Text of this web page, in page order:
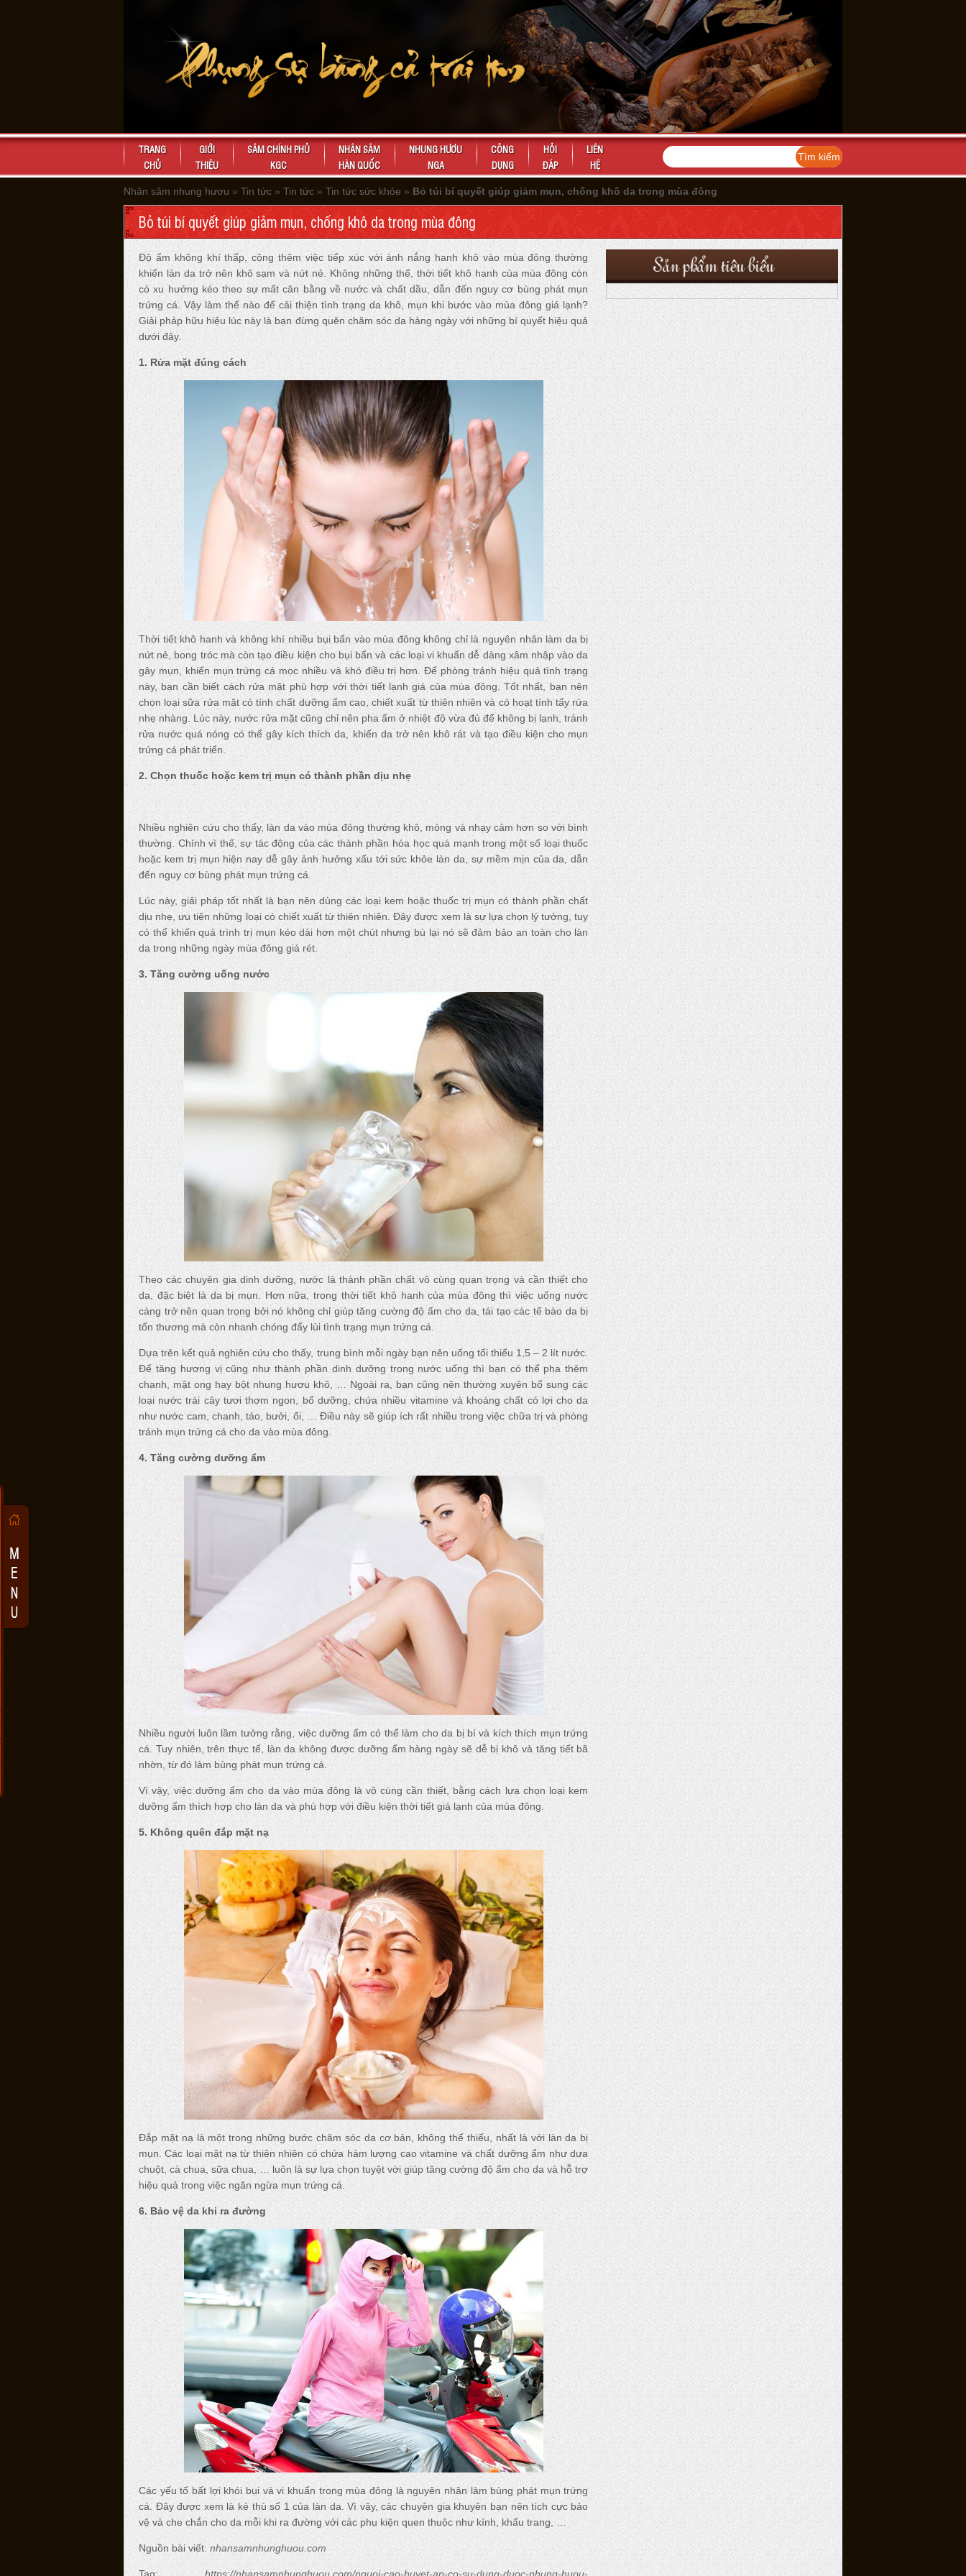
TRANG
CHỦ
GIỚI
THIỆU
SÂM CHÍNH PHỦ
KGC
NHÂN SÂM
HÀN QUỐC
NHUNG HƯƠU
NGA
CÔNG
DỤNG
HỎI
ĐÁP
LIÊN
HỆ
Nhân sâm nhung hươu » Tin tức » Tin tức » Tin tức sức khỏe » Bỏ túi bí quyết giúp giảm mụn, chống khô da trong mùa đông
Bỏ túi bí quyết giúp giảm mụn, chống khô da trong mùa đông
Độ ẩm không khí thấp, cộng thêm việc tiếp xúc với ánh nắng hanh khô vào mùa đông thường
khiến làn da trở nên khô sạm và nứt nẻ. Không những thế, thời tiết khô hanh của mùa đông còn
có xu hướng kéo theo sự mất cân bằng về nước và chất dầu, dẫn đến nguy cơ bùng phát mụn
trứng cá. Vậy làm thế nào để cải thiện tình trạng da khô, mụn khi bước vào mùa đông giá lạnh?
Giải pháp hữu hiệu lúc này là bạn đừng quên chăm sóc da hàng ngày với những bí quyết hiệu quả
dưới đây.
1. Rửa mặt đúng cách
Thời tiết khô hanh và không khí nhiều bụi bẩn vào mùa đông không chỉ là nguyên nhân làm da bị
nứt nẻ, bong tróc mà còn tạo điều kiện cho bụi bẩn và các loại vi khuẩn dễ dàng xâm nhập vào da
gây mụn, khiến mụn trứng cá mọc nhiều và khó điều trị hơn. Để phòng tránh hiệu quả tình trạng
này, bạn cần biết cách rửa mặt phù hợp với thời tiết lạnh giá của mùa đông. Tốt nhất, bạn nên
chọn loại sữa rửa mặt có tính chất dưỡng ẩm cao, chiết xuất từ thiên nhiên và có hoạt tính tẩy rửa
nhẹ nhàng. Lúc này, nước rửa mặt cũng chỉ nên pha ấm ở nhiệt độ vừa đủ để không bị lạnh, tránh
rửa nước quá nóng có thể gây kích thích da, khiến da trở nên khô rát và tạo điều kiện cho mụn
trứng cá phát triển.
2. Chọn thuốc hoặc kem trị mụn có thành phần dịu nhẹ
Nhiều nghiên cứu cho thấy, làn da vào mùa đông thường khô, mỏng và nhạy cảm hơn so với bình
thường. Chính vì thế, sự tác động của các thành phần hóa học quá mạnh trong một số loại thuốc
hoặc kem trị mụn hiện nay dễ gây ảnh hưởng xấu tới sức khỏe làn da, sự mềm mịn của da, dẫn
đến nguy cơ bùng phát mụn trứng cá.
Lúc này, giải pháp tốt nhất là bạn nên dùng các loại kem hoặc thuốc trị mụn có thành phần chất
dịu nhẹ, ưu tiên những loại có chiết xuất từ thiên nhiên. Đây được xem là sự lựa chọn lý tưởng, tuy
có thể khiến quá trình trị mụn kéo dài hơn một chút nhưng bù lại nó sẽ đảm bảo an toàn cho làn
da trong những ngày mùa đông giá rét.
3. Tăng cường uống nước
Theo các chuyên gia dinh dưỡng, nước là thành phần chất vô cùng quan trọng và cần thiết cho
da, đặc biệt là da bị mụn. Hơn nữa, trong thời tiết khô hanh của mùa đông thì việc uống nước
càng trở nên quan trọng bởi nó không chỉ giúp tăng cường độ ẩm cho da, tái tạo các tế bào da bị
tổn thương mà còn nhanh chóng đẩy lùi tình trạng mụn trứng cá.
Dựa trên kết quả nghiên cứu cho thấy, trung bình mỗi ngày bạn nên uống tối thiểu 1,5 – 2 lít nước.
Để tăng hương vị cũng như thành phần dinh dưỡng trong nước uống thì bạn có thể pha thêm
chanh, mật ong hay bột nhung hươu khô, … Ngoài ra, bạn cũng nên thường xuyên bổ sung các
loại nước trái cây tươi thơm ngon, bổ dưỡng, chứa nhiều vitamine và khoáng chất có lợi cho da
như nước cam, chanh, táo, bưởi, ổi, … Điều này sẽ giúp ích rất nhiều trong việc chữa trị và phòng
tránh mụn trứng cá cho da vào mùa đông.
4. Tăng cường dưỡng ẩm
Nhiều người luôn lầm tưởng rằng, việc dưỡng ẩm có thể làm cho da bị bí và kích thích mụn trứng
cá. Tuy nhiên, trên thực tế, làn da không được dưỡng ẩm hàng ngày sẽ dễ bị khô và tăng tiết bã
nhờn, từ đó làm bùng phát mụn trứng cá.
Vì vậy, việc dưỡng ẩm cho da vào mùa đông là vô cùng cần thiết, bằng cách lựa chọn loại kem
dưỡng ẩm thích hợp cho làn da và phù hợp với điều kiện thời tiết giá lạnh của mùa đông.
5. Không quên đắp mặt nạ
Đắp mặt nạ là một trong những bước chăm sóc da cơ bản, không thể thiếu, nhất là với làn da bị
mụn. Các loại mặt nạ từ thiên nhiên có chứa hàm lượng cao vitamine và chất dưỡng ẩm như dưa
chuột, cà chua, sữa chua, … luôn là sự lựa chọn tuyệt vời giúp tăng cường độ ẩm cho da và hỗ trợ
hiệu quả trong việc ngăn ngừa mụn trứng cá.
6. Bảo vệ da khi ra đường
Các yếu tố bất lợi khói bụi và vi khuẩn trong mùa đông là nguyên nhân làm bùng phát mụn trứng
cá. Đây được xem là kẻ thù số 1 của làn da. Vì vậy, các chuyên gia khuyên bạn nên tích cực bảo
vệ và che chắn cho da mỗi khi ra đường với các phụ kiện quen thuộc như kính, khẩu trang, …
Nguồn bài viết: nhansamnhunghuou.com